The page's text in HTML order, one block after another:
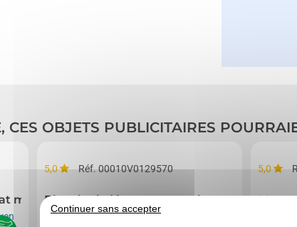
CES OBJETS PUBLICITAIRES
moyen
5,0 Réf. 00010V0129570
Planche à découper en aulne
5,0
Mug
Continuer sans accepter